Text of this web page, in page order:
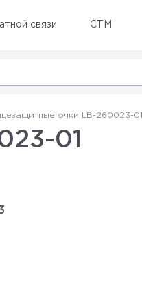
связи СТМ
очки LB-260023-01
01